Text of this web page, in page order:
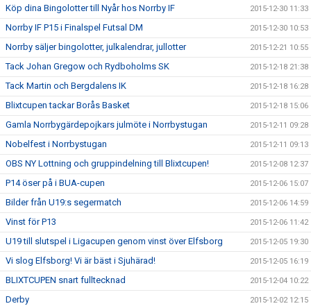
Köp dina Bingolotter till Nyår hos Norrby IF 2015-12-30 11:33
Norrby IF P15 i Finalspel Futsal DM 2015-12-30 10:53
Norrby säljer bingolotter, julkalendrar, jullotter 2015-12-21 10:55
Tack Johan Gregow och Rydboholms SK 2015-12-18 21:38
Tack Martin och Bergdalens IK 2015-12-18 16:28
Blixtcupen tackar Borås Basket 2015-12-18 15:06
Gamla Norrbygärdepojkars julmöte i Norrbystugan 2015-12-11 09:28
Nobelfest i Norrbystugan 2015-12-11 09:13
OBS NY Lottning och gruppindelning till Blixtcupen! 2015-12-08 12:37
P14 öser på i BUA-cupen 2015-12-06 15:07
Bilder från U19:s segermatch 2015-12-06 14:59
Vinst för P13 2015-12-06 11:42
U19 till slutspel i Ligacupen genom vinst över Elfsborg 2015-12-05 19:30
Vi slog Elfsborg! Vi är bäst i Sjuhärad! 2015-12-05 16:19
BLIXTCUPEN snart fulltecknad 2015-12-04 10:22
Derby 2015-12-02 12:15